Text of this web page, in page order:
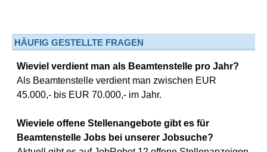
HÄUFIG GESTELLTE FRAGEN
Wieviel verdient man als Beamtenstelle pro Jahr?
Als Beamtenstelle verdient man zwischen EUR
45.000,- bis EUR 70.000,- im Jahr.
Wieviele offene Stellenangebote gibt es für
Beamtenstelle Jobs bei unserer Jobsuche?